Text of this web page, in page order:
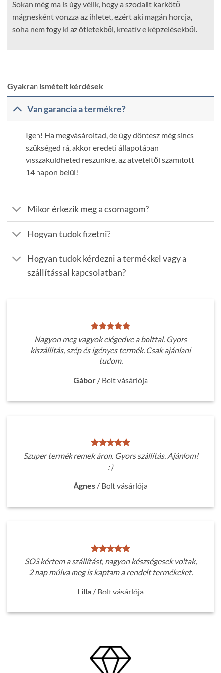
Sokan még ma is úgy vélik, hogy a szodalit karkötő
mágnesként vonzza az ihletet, ezért aki magán hordja,
soha nem fogy ki az ötletekből, kreatív elképzelésekből.
Gyakran ismételt kérdések
Van garancia a termékre?
Igen! Ha megvásároltad, de úgy döntesz még sincs
szükséged rá, akkor eredeti állapotában
visszaküldheted részünkre, az átvételtől számított
14 napon belül!
Mikor érkezik meg a csomagom?
Hogyan tudok fizetni?
Hogyan tudok kérdezni a termékkel vagy a
szállítással kapcsolatban?
Nagyon meg vagyok elégedve a bolttal. Gyors
kiszállítás, szép és igényes termék. Csak ajánlani
tudom.
Gábor / Bolt vásárlója
Szuper termék remek áron. Gyors szállítás. Ajánlom!
: )
Ágnes / Bolt vásárlója
SOS kértem a szállítást, nagyon készségesek voltak,
2 nap múlva meg is kaptam a rendelt termékeket.
Lilla / Bolt vásárlója